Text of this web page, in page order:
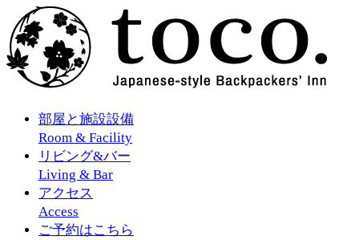
部屋と施設設備
Room & Facility
リビング&バー
Living & Bar
アクセス
Access
ご予約はこちら